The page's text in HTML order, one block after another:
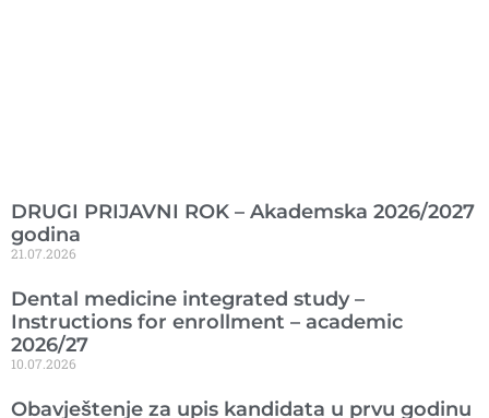
DRUGI PRIJAVNI ROK – Akademska 2026/2027
godina
21.07.2026
Dental medicine integrated study –
Instructions for enrollment – academic
2026/27
10.07.2026
Obavještenje za upis kandidata u prvu godinu